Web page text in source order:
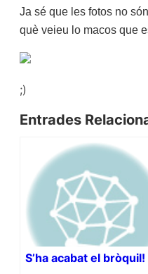
Ja sé que les fotos no
què veieu lo macos que
;)
Entrades
S’ha acabat el bròquil!